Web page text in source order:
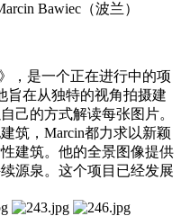
Bawiec（波兰）
，是一个正在进行中的项
旨在从独特的视角拍摄建
己的方式解读每张图片。
筑，Marcin都力求以新颖
建筑。他的全景图像提供
源泉。这个项目已经发展